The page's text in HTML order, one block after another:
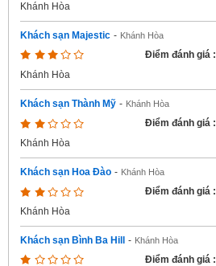
Khánh Hòa
Khách sạn Majestic - Khánh Hòa
Điểm đánh giá :
Khánh Hòa
Khách sạn Thành Mỹ - Khánh Hòa
Điểm đánh giá :
Khánh Hòa
Khách sạn Hoa Đào - Khánh Hòa
Điểm đánh giá :
Khánh Hòa
Khách sạn Bình Ba Hill - Khánh Hòa
Điểm đánh giá :